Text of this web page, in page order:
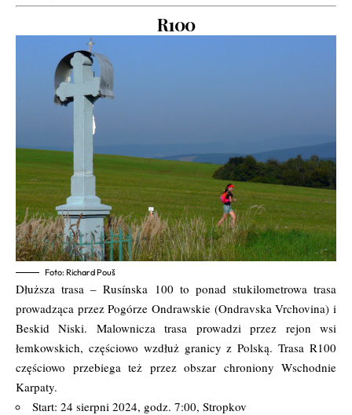
R100
Foto: Richard Pouš
Dłuższa trasa – Rusínska 100 to ponad stukilometrowa trasa
prowadząca przez Pogórze Ondrawskie (Ondravska Vrchovina) i
Beskid Niski. Malownicza trasa prowadzi przez rejon wsi
łemkowskich, częściowo wzdłuż granicy z Polską. Trasa R100
częściowo przebiega też przez obszar chroniony Wschodnie
Karpaty.
Start: 24 sierpni 2024, godz. 7:00, Stropkov